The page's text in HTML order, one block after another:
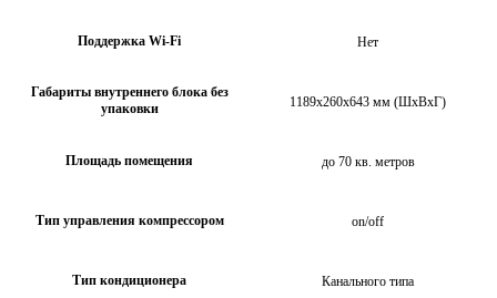
Поддержка Wi-Fi Нет
Габариты внутреннего блока без
упаковки
1189х260х643 мм (ШхВхГ)
Площадь помещения до 70 кв. метров
Тип управления компрессором on/off
Тип кондиционера Канального типа